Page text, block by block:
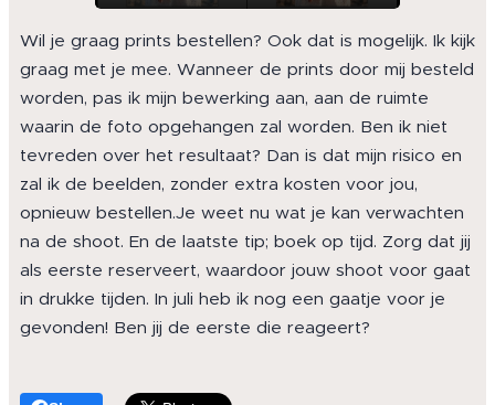
Wil je graag prints bestellen? Ook dat is mogelijk. Ik kijk
graag met je mee. Wanneer de prints door mij besteld
worden, pas ik mijn bewerking aan, aan de ruimte
waarin de foto opgehangen zal worden. Ben ik niet
tevreden over het resultaat? Dan is dat mijn risico en
zal ik de beelden, zonder extra kosten voor jou,
opnieuw bestellen.Je weet nu wat je kan verwachten
na de shoot. En de laatste tip; boek op tijd. Zorg dat jij
als eerste reserveert, waardoor jouw shoot voor gaat
in drukke tijden. In juli heb ik nog een gaatje voor je
gevonden! Ben jij de eerste die reageert?